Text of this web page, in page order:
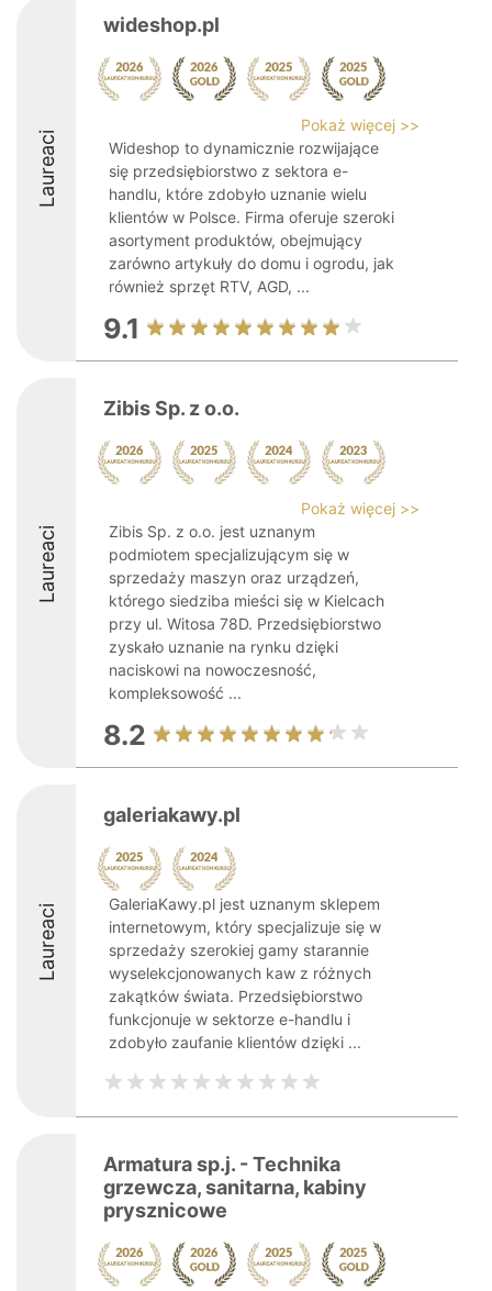
Laureaci
wideshop.pl
Pokaż więcej >>
Wideshop to dynamicznie rozwijające
się przedsiębiorstwo z sektora e-
handlu, które zdobyło uznanie wielu
klientów w Polsce. Firma oferuje szeroki
asortyment produktów, obejmujący
zarówno artykuły do domu i ogrodu, jak
również sprzęt RTV, AGD, ...
9.1
Laureaci
Zibis Sp. z o.o.
Pokaż więcej >>
Zibis Sp. z o.o. jest uznanym
podmiotem specjalizującym się w
sprzedaży maszyn oraz urządzeń,
którego siedziba mieści się w Kielcach
przy ul. Witosa 78D. Przedsiębiorstwo
zyskało uznanie na rynku dzięki
naciskowi na nowoczesność,
kompleksowość ...
8.2
Laureaci
galeriakawy.pl
GaleriaKawy.pl jest uznanym sklepem
internetowym, który specjalizuje się w
sprzedaży szerokiej gamy starannie
wyselekcjonowanych kaw z różnych
zakątków świata. Przedsiębiorstwo
funkcjonuje w sektorze e-handlu i
zdobyło zaufanie klientów dzięki ...
Armatura sp.j. - Technika
grzewcza, sanitarna, kabiny
prysznicowe